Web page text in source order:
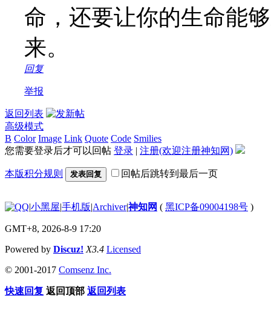
命，还要让你的生命能
来。
回复
举报
返回列表
高级模式
B Color Image Link Quote Code Smilies
您需要登录后才可以回帖 登录 | 注册(欢迎注册神知网)
本版积分规则 发表回复 回帖后跳转到最后一页
|小黑屋|手机版|Archiver|神知网 ( 黑ICP备09004198号 )
GMT+8, 2026-8-9 17:20
Powered by Discuz! X3.4 Licensed
© 2001-2017 Comsenz Inc.
快速回复 返回顶部 返回列表